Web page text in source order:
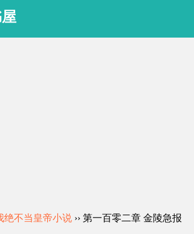
绝不当皇帝小说 ›› 第一百零二章 金陵急报